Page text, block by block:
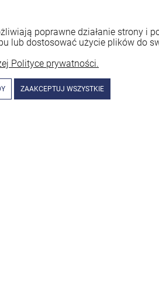
poprawne działanie strony
lub dostosować użycie plików do
Polityce prywatności.
ZAAKCEPTUJ WSZYSTKIE